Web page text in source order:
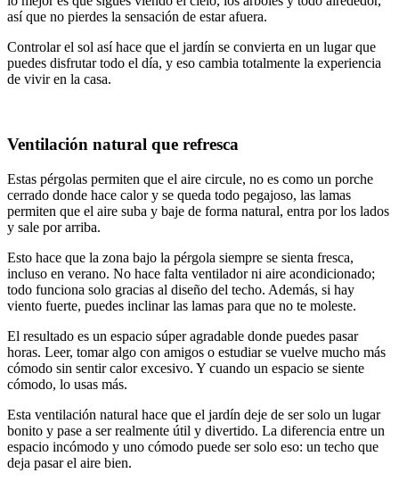
así que no pierdes la sensación de estar afuera.
Controlar el sol así hace que el jardín se convierta en un lugar que
puedes disfrutar todo el día, y eso cambia totalmente la experiencia
de vivir en la casa.
Ventilación natural que refresca
Estas pérgolas permiten que el aire circule, no es como un porche
cerrado donde hace calor y se queda todo pegajoso, las lamas
permiten que el aire suba y baje de forma natural, entra por los lados
y sale por arriba.
Esto hace que la zona bajo la pérgola siempre se sienta fresca,
incluso en verano. No hace falta ventilador ni aire acondicionado;
todo funciona solo gracias al diseño del techo. Además, si hay
viento fuerte, puedes inclinar las lamas para que no te moleste.
El resultado es un espacio súper agradable donde puedes pasar
horas. Leer, tomar algo con amigos o estudiar se vuelve mucho más
cómodo sin sentir calor excesivo. Y cuando un espacio se siente
cómodo, lo usas más.
Esta ventilación natural hace que el jardín deje de ser solo un lugar
bonito y pase a ser realmente útil y divertido. La diferencia entre un
espacio incómodo y uno cómodo puede ser solo eso: un techo que
deja pasar el aire bien.